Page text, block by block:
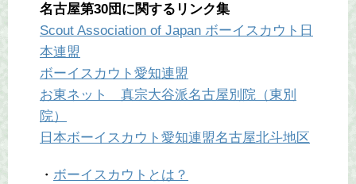
名古屋第30団に関するリンク集
Scout Association of Japan ボーイスカウト日
本連盟
ボーイスカウト愛知連盟
お東ネット 真宗大谷派名古屋別院（東別
院）
日本ボーイスカウト愛知連盟名古屋北斗地区
・ ボーイスカウトとは？